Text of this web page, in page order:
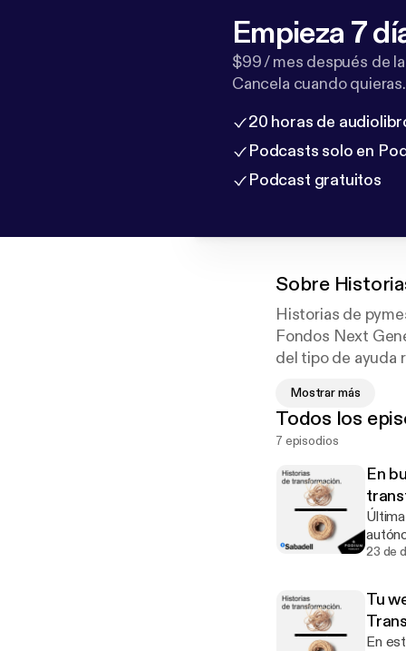
Empieza 7
$99 / mes después de
Cancela cuando quieras.
20 horas de
Podcasts solo en
Podcast gratuitos
Sobre
Historias de
Fondos Next
del tipo de ayuda
Las historias
(kit digital) y
Mostrar más
Todos los
7 episodios
En
23 de
Tu
En